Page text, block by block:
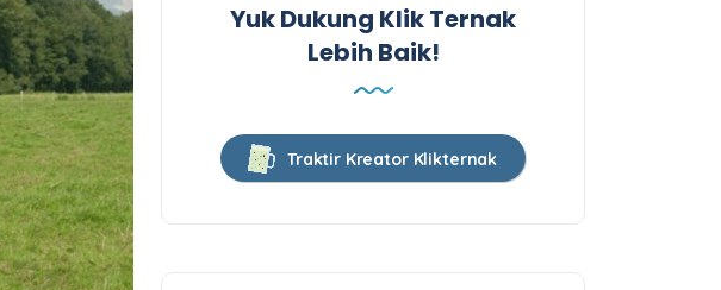
Yuk Dukung Klik Ternak
Lebih Baik!
Traktir Kreator Klikternak